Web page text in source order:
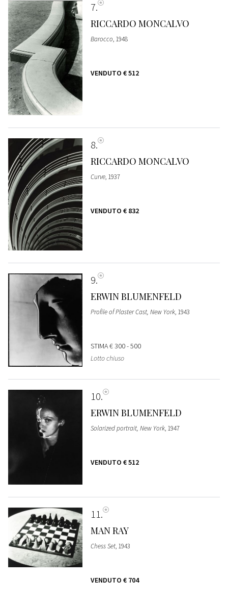
7
RICCARDO MONCALVO
Barocco, 1948
VENDUTO € 512
8
RICCARDO MONCALVO
Curve, 1937
VENDUTO € 832
9
ERWIN BLUMENFELD
Profile of Plaster Cast, New York, 1943
STIMA€ 300 - 500
Lotto chiuso
10
ERWIN BLUMENFELD
Solarized portrait, New York, 1947
VENDUTO € 512
11
MAN RAY
Chess Set, 1943
VENDUTO € 704